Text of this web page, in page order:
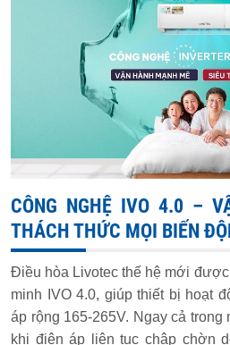
CÔNG NGHỆ IVO 4.0 –
THÁCH THỨC MỌI BIẾN
Điều hòa Livotec thế hệ mới
minh IVO 4.0, giúp thiết bị hoạt
áp rộng 165-265V. Ngay cả trong
khi điện áp liên tục chập chờn